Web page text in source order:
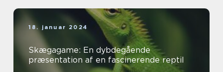
18. januar 2024
Skægagame: En dybdegående
præsentation af en fascinerende reptil